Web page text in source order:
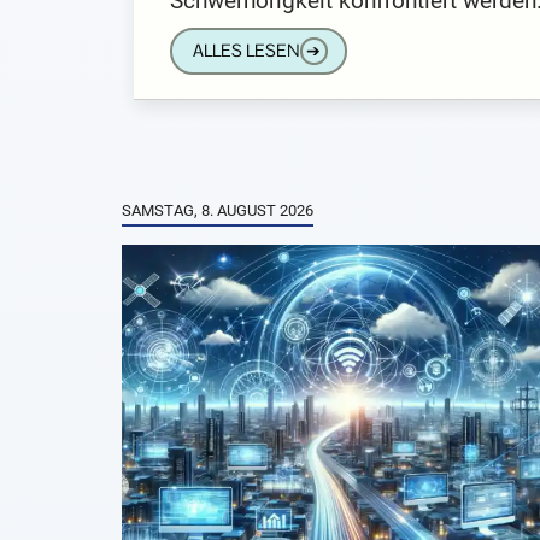
ALLES LESEN ➔
SAMSTAG, 8. AUGUST 2026